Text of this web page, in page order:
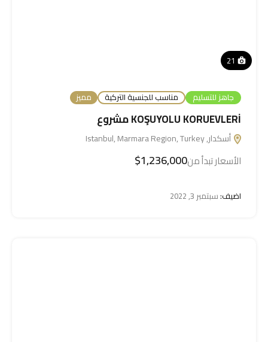
21
جاهز للتسليم مناسب للجنسية التركية مميز
KOŞUYOLU KORUEVLERİ مشروع
أسكدار, Istanbul, Marmara Region, Turkey
الأسعار تبدأ من$1,236,000
اضيف:سبتمبر 3, 2022